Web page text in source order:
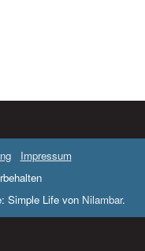
Impressum
Simple Life von Nilambar.